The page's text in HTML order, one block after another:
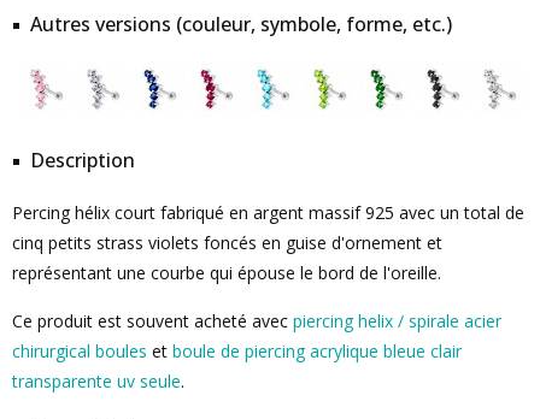
Autres versions (couleur, symbole, forme, etc.)
Description
Percing hélix court fabriqué en argent massif 925 avec un total de
cinq petits strass violets foncés en guise d'ornement et
représentant une courbe qui épouse le bord de l'oreille.
Ce produit est souvent acheté avec piercing helix / spirale acier
chirurgical boules et boule de piercing acrylique bleue clair
transparente uv seule.